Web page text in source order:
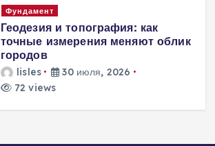
Вентиляция
Вентиляция
энергоэффективного дома:
современные инженерные
решения для пассивного
домостроения